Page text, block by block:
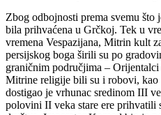
Zbog odbojnosti prema svemu
bila prihvaćena u Grčkoj. Tek u
vremena Vespazijana, Mitrin kult
persijskog boga širili su po
graničnim područjima –
Mitrine religije bili su i robovi,
dostigao je vrhunac sredinom III
polovini II veka stare ere prihvatili